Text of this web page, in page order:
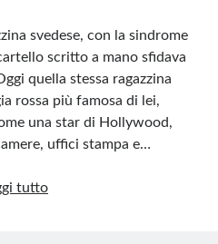
giornalistica, in quanto viene aggiornato
non è responsabile di quanto
post. Saranno comunque cancellati quelli
dell’onorabilità di terzi, di genere spam,
non conformi al rispetto delle norme sulla
blog sono tratte da Internet e, pertanto,
non è responsabile dei siti collegati
svedese, con la sindrome
scritto a mano sfidava
quella stessa ragazzina
rossa più famosa di lei,
una star di Hollywood,
uffici stampa e…
tuttoGreta,